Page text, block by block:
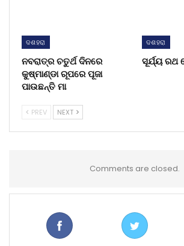
ଦଶହରା
ନବରାତ୍ର ଚତୁର୍ଥ ଦିନରେ
କୁଷ୍ମାଣ୍ଡା ରୂପରେ ପୂଜା
ପାଉଛନ୍ତି ମା
ଦଶହରା
ସୂର୍ଯ୍ୟ ରଥ
PREV NEXT
Comments are closed.